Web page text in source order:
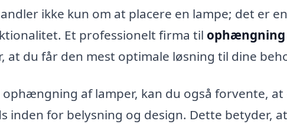
ikke kun om at placere en lampe; det er en
Et professionelt firma til
at du får den mest optimale løsning til dine
af lamper, kan du også forvente, at
for belysning og design. Dette betyder,